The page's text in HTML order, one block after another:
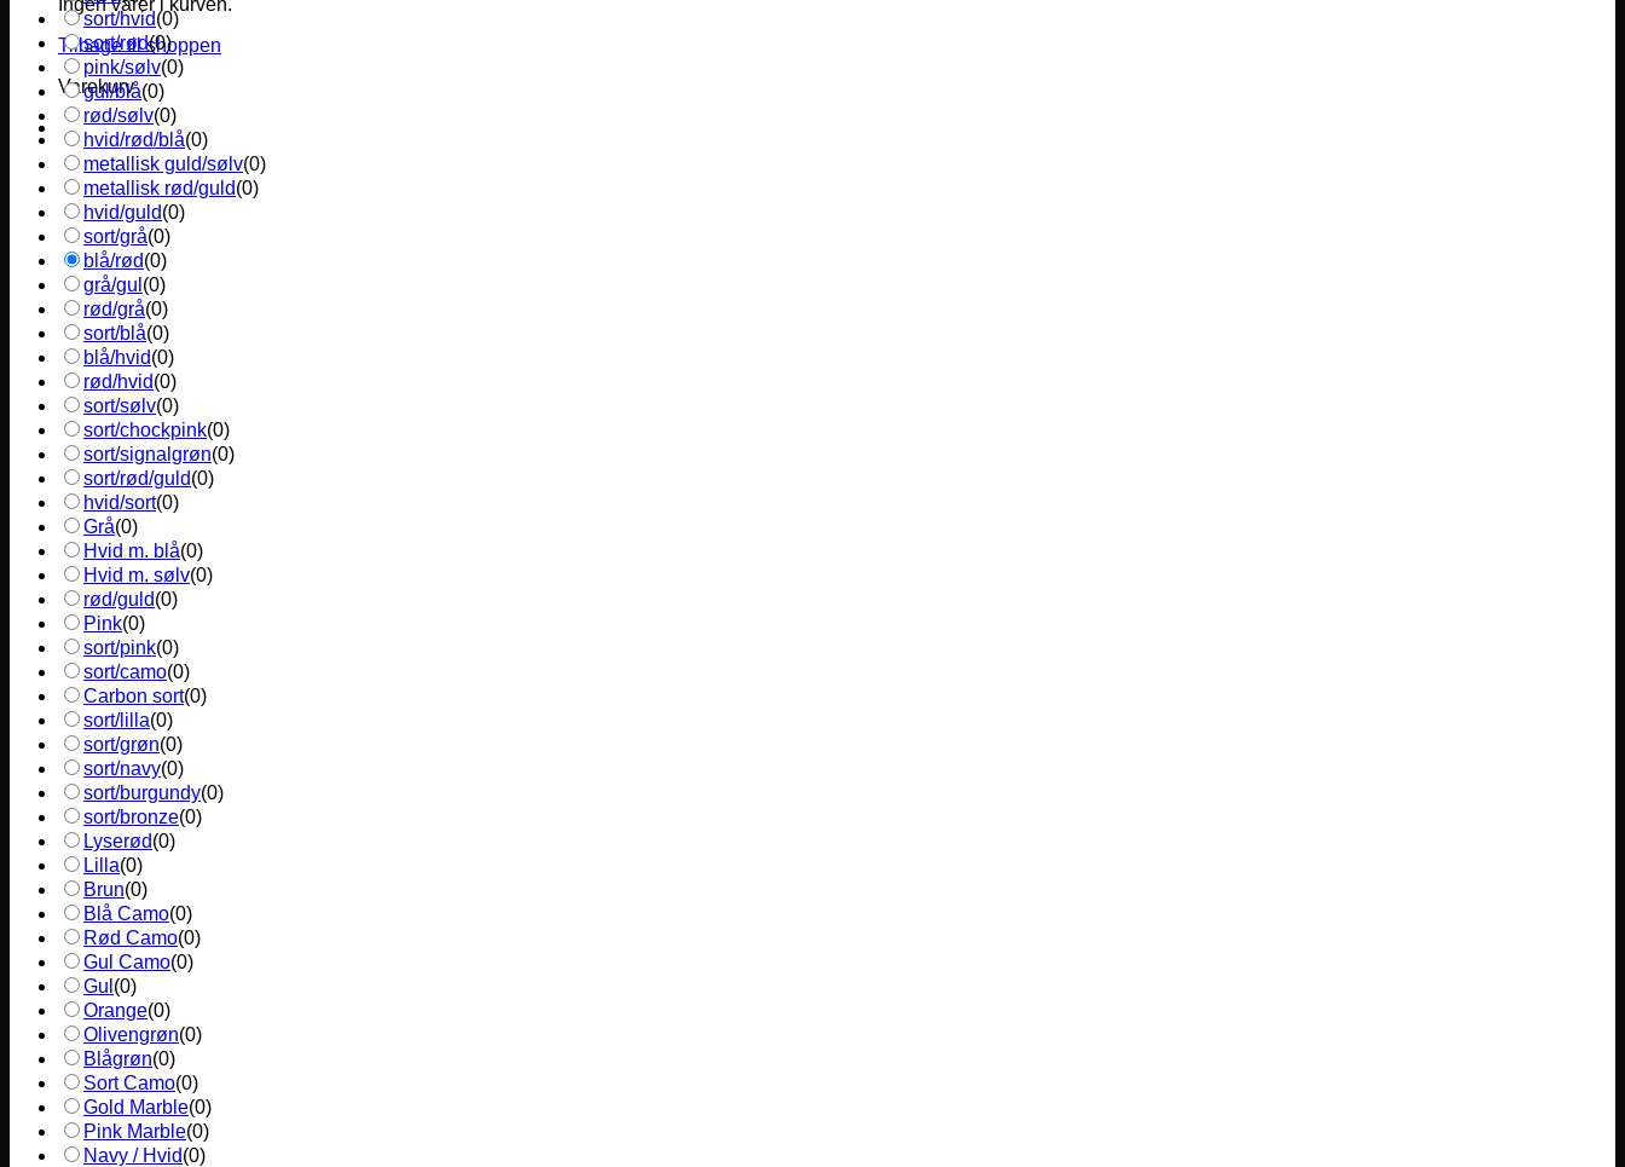
Ingen varer i kurven.
Tilbage til shoppen
Varekurv
sort/hvid(0)
sort/rød(0)
pink/sølv(0)
gul/blå(0)
rød/sølv(0)
hvid/rød/blå(0)
metallisk guld/sølv(0)
metallisk rød/guld(0)
hvid/guld(0)
sort/grå(0)
blå/rød(0)
grå/gul (0)
rød/grå(0)
sort/blå(0)
blå/hvid(0)
rød/hvid(0)
sort/sølv(0)
sort/chockpink(0)
sort/signalgrøn(0)
sort/rød/guld(0)
hvid/sort(0)
Grå(0)
Hvid m. blå(0)
Hvid m. sølv(0)
rød/guld(0)
Pink(0)
sort/pink(0)
sort/camo(0)
Carbon sort(0)
sort/lilla(0)
sort/grøn(0)
sort/navy(0)
sort/burgundy(0)
sort/bronze(0)
Lyserød(0)
Lilla(0)
Brun(0)
Blå Camo(0)
Rød Camo(0)
Gul Camo(0)
Gul (0)
Orange(0)
Olivengrøn(0)
Blågrøn(0)
Sort Camo(0)
Gold Marble(0)
Pink Marble(0)
Navy / Hvid(0)